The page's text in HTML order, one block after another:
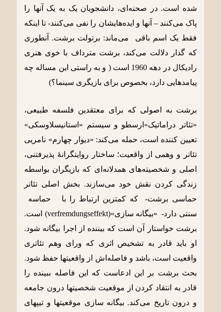
شده است. در صحنه‌ای، دانشجویان یک به یک آنها را
پاک می‌کنند – آنها و ایده‌هایشان را نفی می‌کنند- تا اینکه
فقط یک اسم باقی می‌ماند: برتولت برشت. آنطوری
که گدار دلالت می‌کند، برشت مترداف با خوی هنری
رادیکال در دهه 1960 است ( و به راستی این مساله چه
پیامدهایی دارد، بخصوص برای بازیگری سینما؟)
برشت به اصولی که برای معتقدین فلسفه طبیعی،
«تئاتر دراماتیک»ارسطو و سیستم «استانیسلاوسکی»
تعیین کننده است، حمله می‌کند: «دیوار چهارم» نامریی
تئاتر و وهمی از واقعیت؛ ساختار روایتگرانۀ پذیرفتنی،
اصلی و شخصیته‌های همدلانه‌ای که بازیگران بواسطه
زندگی کردن نقش خود می‌سازند. بخش اصلی تئاتر
حماسی برشت- که کمترین ارتباط را با حماسه
سنتی دارد- «بیگانه سازی»(verfremdungseffekt) است.
برشت خواستار آن است که بیننده از اجرا بیگانه شود.
او باید قادر به تشخیص اثری که ورای وهم تئاتری
واقعیت است، باشد و فاصله‌اش از واقعیتها حفظ شود.
بحث برشت بر این ادعاست که این فاصله ببینده را
قادر به انتقاد کردن از موقعیت شخصیتها درون جامعه
و درون تاریخ می‌کند. بیگانه سازی موقعیتها و تیپهای